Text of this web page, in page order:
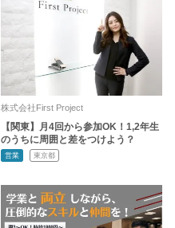
株式会社First Project
【関東】月4回から参加OK！1,2年生
のうちに周囲と差をつけよう？
営業 東京都